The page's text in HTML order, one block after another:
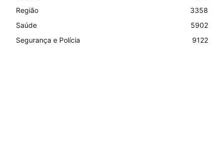
Região
3358
Saúde
5902
Segurança e Polícia
9122